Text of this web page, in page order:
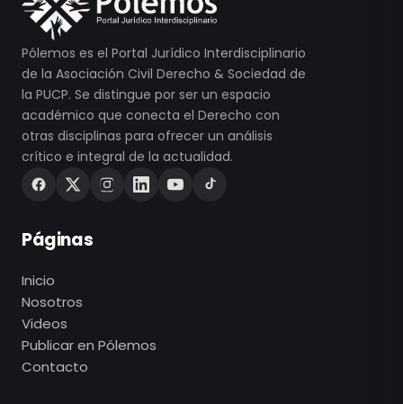
Pólemos es el Portal Jurídico Interdisciplinario
de la Asociación Civil Derecho & Sociedad de
la PUCP. Se distingue por ser un espacio
académico que conecta el Derecho con
otras disciplinas para ofrecer un análisis
crítico e integral de la actualidad.
Páginas
Inicio
Nosotros
Videos
Publicar en Pólemos
Contacto